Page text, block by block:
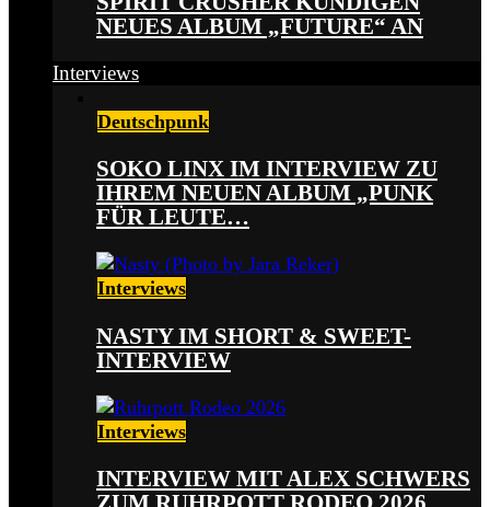
NEUES ALBUM „FUTURE“ AN
Interviews
Deutschpunk
SOKO LINX IM INTERVIEW ZU
IHREM NEUEN ALBUM „PUNK
FÜR LEUTE…
Interviews
NASTY IM SHORT & SWEET-
INTERVIEW
Interviews
INTERVIEW MIT ALEX SCHWERS